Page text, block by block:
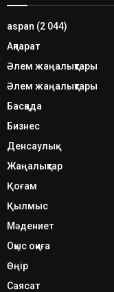
aspan (2 044)
Ақпарат
Әлем жаңалықтары
Әлем жаңалықтары
Басқада
Бизнес
Денсаулық
Жаңалықтар
Қоғам
Қылмыс
Мәдениет
Оқыс оқиға
Өңір
Саясат